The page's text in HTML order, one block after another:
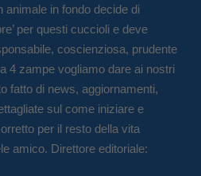
animale in fondo decide di
per questi cuccioli e deve
coscienziosa, prudente
4 zampe vogliamo dare ai nostri
fatto di news, aggiornamenti,
sul come iniziare e
per il resto della vita
amico. Direttore editoriale: